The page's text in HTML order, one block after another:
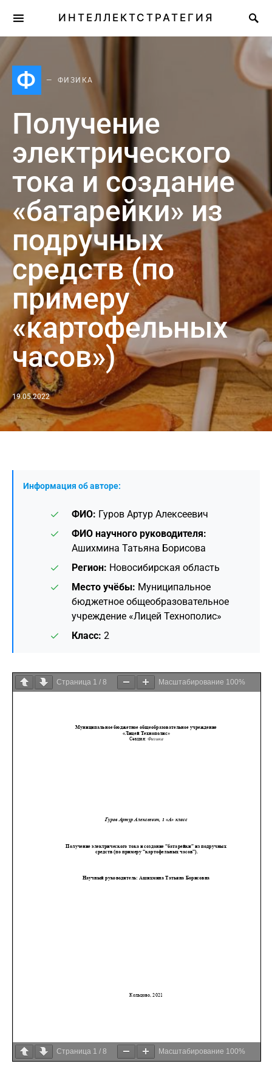
ИНТЕЛЛЕКТСТРАТЕГИЯ
Ф ФИЗИКА
Получение
электрического
тока и создание
«батарейки» из
подручных
средств (по
примеру
«картофельных
часов»)
19.05.2022
Информация об авторе:
ФИО: Гуров Артур Алексеевич
ФИО научного руководителя:
Ашихмина Татьяна Борисова
Регион: Новосибирская область
Место учёбы: Муниципальное
бюджетное общеобразовательное
учреждение «Лицей Технополис»
Класс: 2
Страница 1 / 8 Масштабирование 100%
Страница 1 / 8 Масштабирование 100%